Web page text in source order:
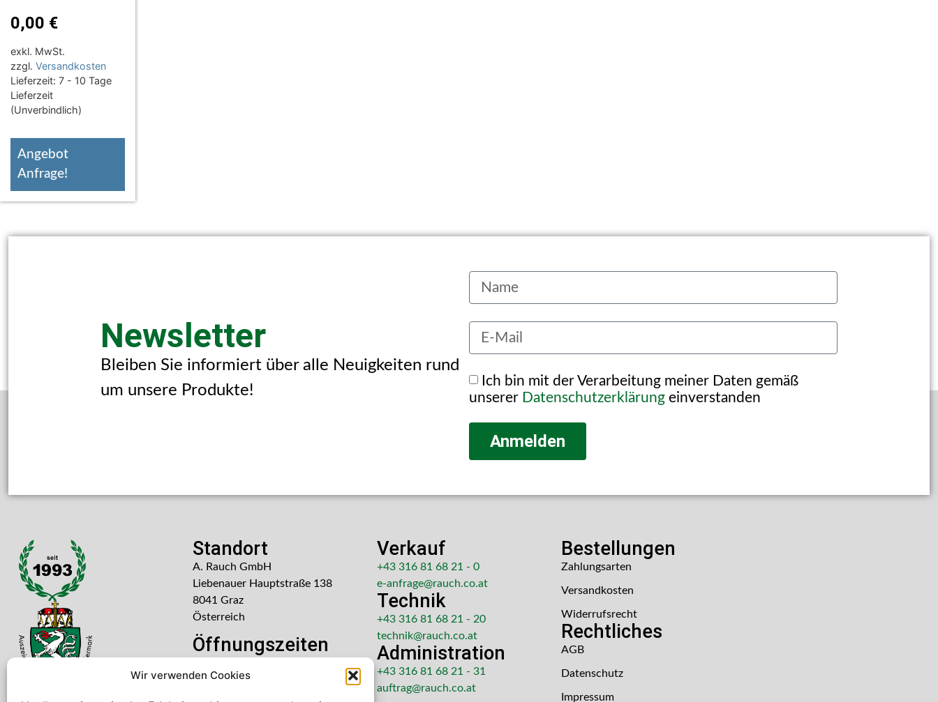
Wir verwenden Cookies
0,00 €
exkl. MwSt.
zzgl. Versandkosten
Lieferzeit: 7 - 10 Tage
Lieferzeit
(Unverbindlich)
Angebot
Anfrage!
Newsletter
Bleiben Sie informiert über alle Neuigkeiten rund
um unsere Produkte!
Ich bin mit der Verarbeitung meiner Daten gemäß
unserer Datenschutzerklärung einverstanden
Anmelden
Standort
A. Rauch GmbH
Liebenauer Hauptstraße 138
8041 Graz
Österreich
Öffnungszeiten
Freitag: 08:00 – 14:30 Uhr
Verkauf
+43 316 81 68 21 - 0
e-anfrage@rauch.co.at
Technik
+43 316 81 68 21 - 20
technik@rauch.co.at
Administration
+43 316 81 68 21 - 31
auftrag@rauch.co.at
Bestellungen
Zahlungsarten
Versandkosten
Widerrufsrecht
Rechtliches
AGB
Datenschutz
Impressum